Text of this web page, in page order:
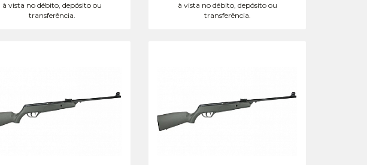
à vista no débito, depósito ou
transferência.
à vista no débito, depósito ou
transferência.